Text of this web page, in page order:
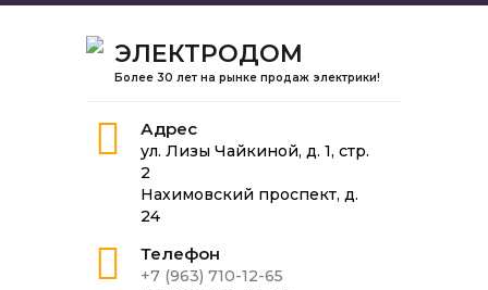
ЭЛЕКТРОДОМ
Более 30 лет на рынке продаж электрики!
Адрес
ул. Лизы Чайкиной, д. 1, стр.
2
Нахимовский проспект, д.
24
Телефон
+7 (963) 710-12-65